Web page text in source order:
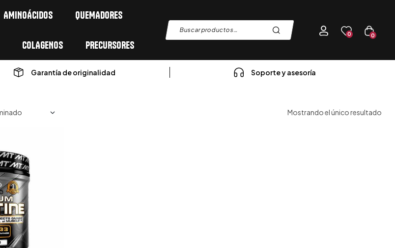
AMINOÁCIDOS QUEMADORES
COLAGENOS PRECURSORES
0 0
Garantía de originalidad Soporte y asesoría
Mostrando el único resultado